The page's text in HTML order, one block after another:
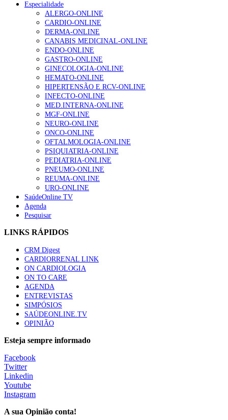
Especialidade
ALERGO-ONLINE
CARDIO-ONLINE
DERMA-ONLINE
CANABIS MEDICINAL-ONLINE
ENDO-ONLINE
GASTRO-ONLINE
GINECOLOGIA-ONLINE
HEMATO-ONLINE
HIPERTENSÃO E RCV-ONLINE
INFECTO-ONLINE
MED.INTERNA-ONLINE
MGF-ONLINE
NEURO-ONLINE
ONCO-ONLINE
OFTALMOLOGIA-ONLINE
PSIQUIATRIA-ONLINE
PEDIATRIA-ONLINE
PNEUMO-ONLINE
REUMA-ONLINE
URO-ONLINE
SaúdeOnline TV
Agenda
Pesquisar
LINKS RÁPIDOS
CRM Digest
CARDIORRENAL LINK
ON CARDIOLOGIA
ON TO CARE
AGENDA
ENTREVISTAS
SIMPÓSIOS
SAÚDEONLINE.TV
OPINIÃO
Esteja sempre informado
Facebook
Twitter
Linkedin
Youtube
Instagram
A sua Opinião conta!